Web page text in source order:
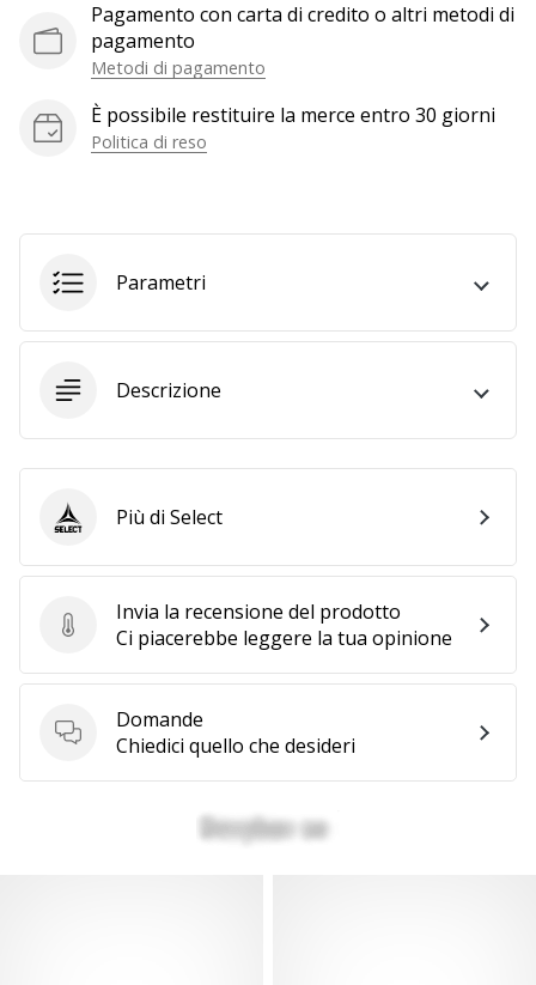
tu
fanatico
dell'handball
noi
Brand
articoli
Pagamento con carta di credito o altri metodi di
pagamento
Metodi di pagamento
È possibile restituire la merce entro 30 giorni
Politica di reso
Parametri
Descrizione
Invia la recensione del prodotto
Invia la recensione del prodotto
Ci piacerebbe leggere la tua opinione
Domande
Domande
Chiedici quello che desideri
SelectPiù di Select